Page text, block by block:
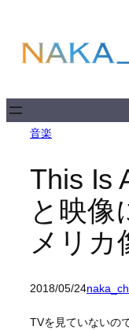
キ
音楽
This Is
と映像
メリカ
2018/05/24
TVを見ていないの